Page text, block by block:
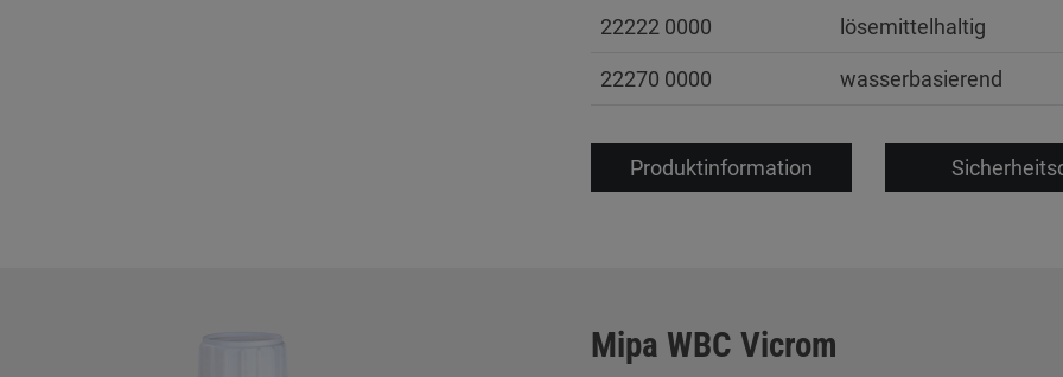
22222 0000 lösemittelhaltig
22270 0000 wasserbasierend
Produktinformation
Mipa WBC Vicrom